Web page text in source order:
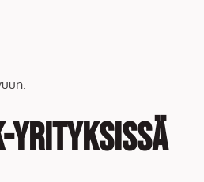
yrityksissä